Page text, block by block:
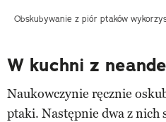
Obskubywanie z piór ptaków
W kuchni z
Naukowczynie ręcznie
ptaki. Następnie dwa z nich